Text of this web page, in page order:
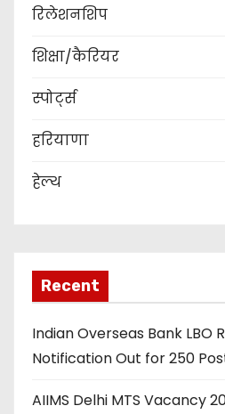
रिलेशनशिप
शिक्षा/कैरियर
स्पोर्ट्स
हरियाणा
हेल्थ
Recent
Indian Overseas Bank LBO
Notification Out for 250
AIIMS Delhi MTS Vacancy